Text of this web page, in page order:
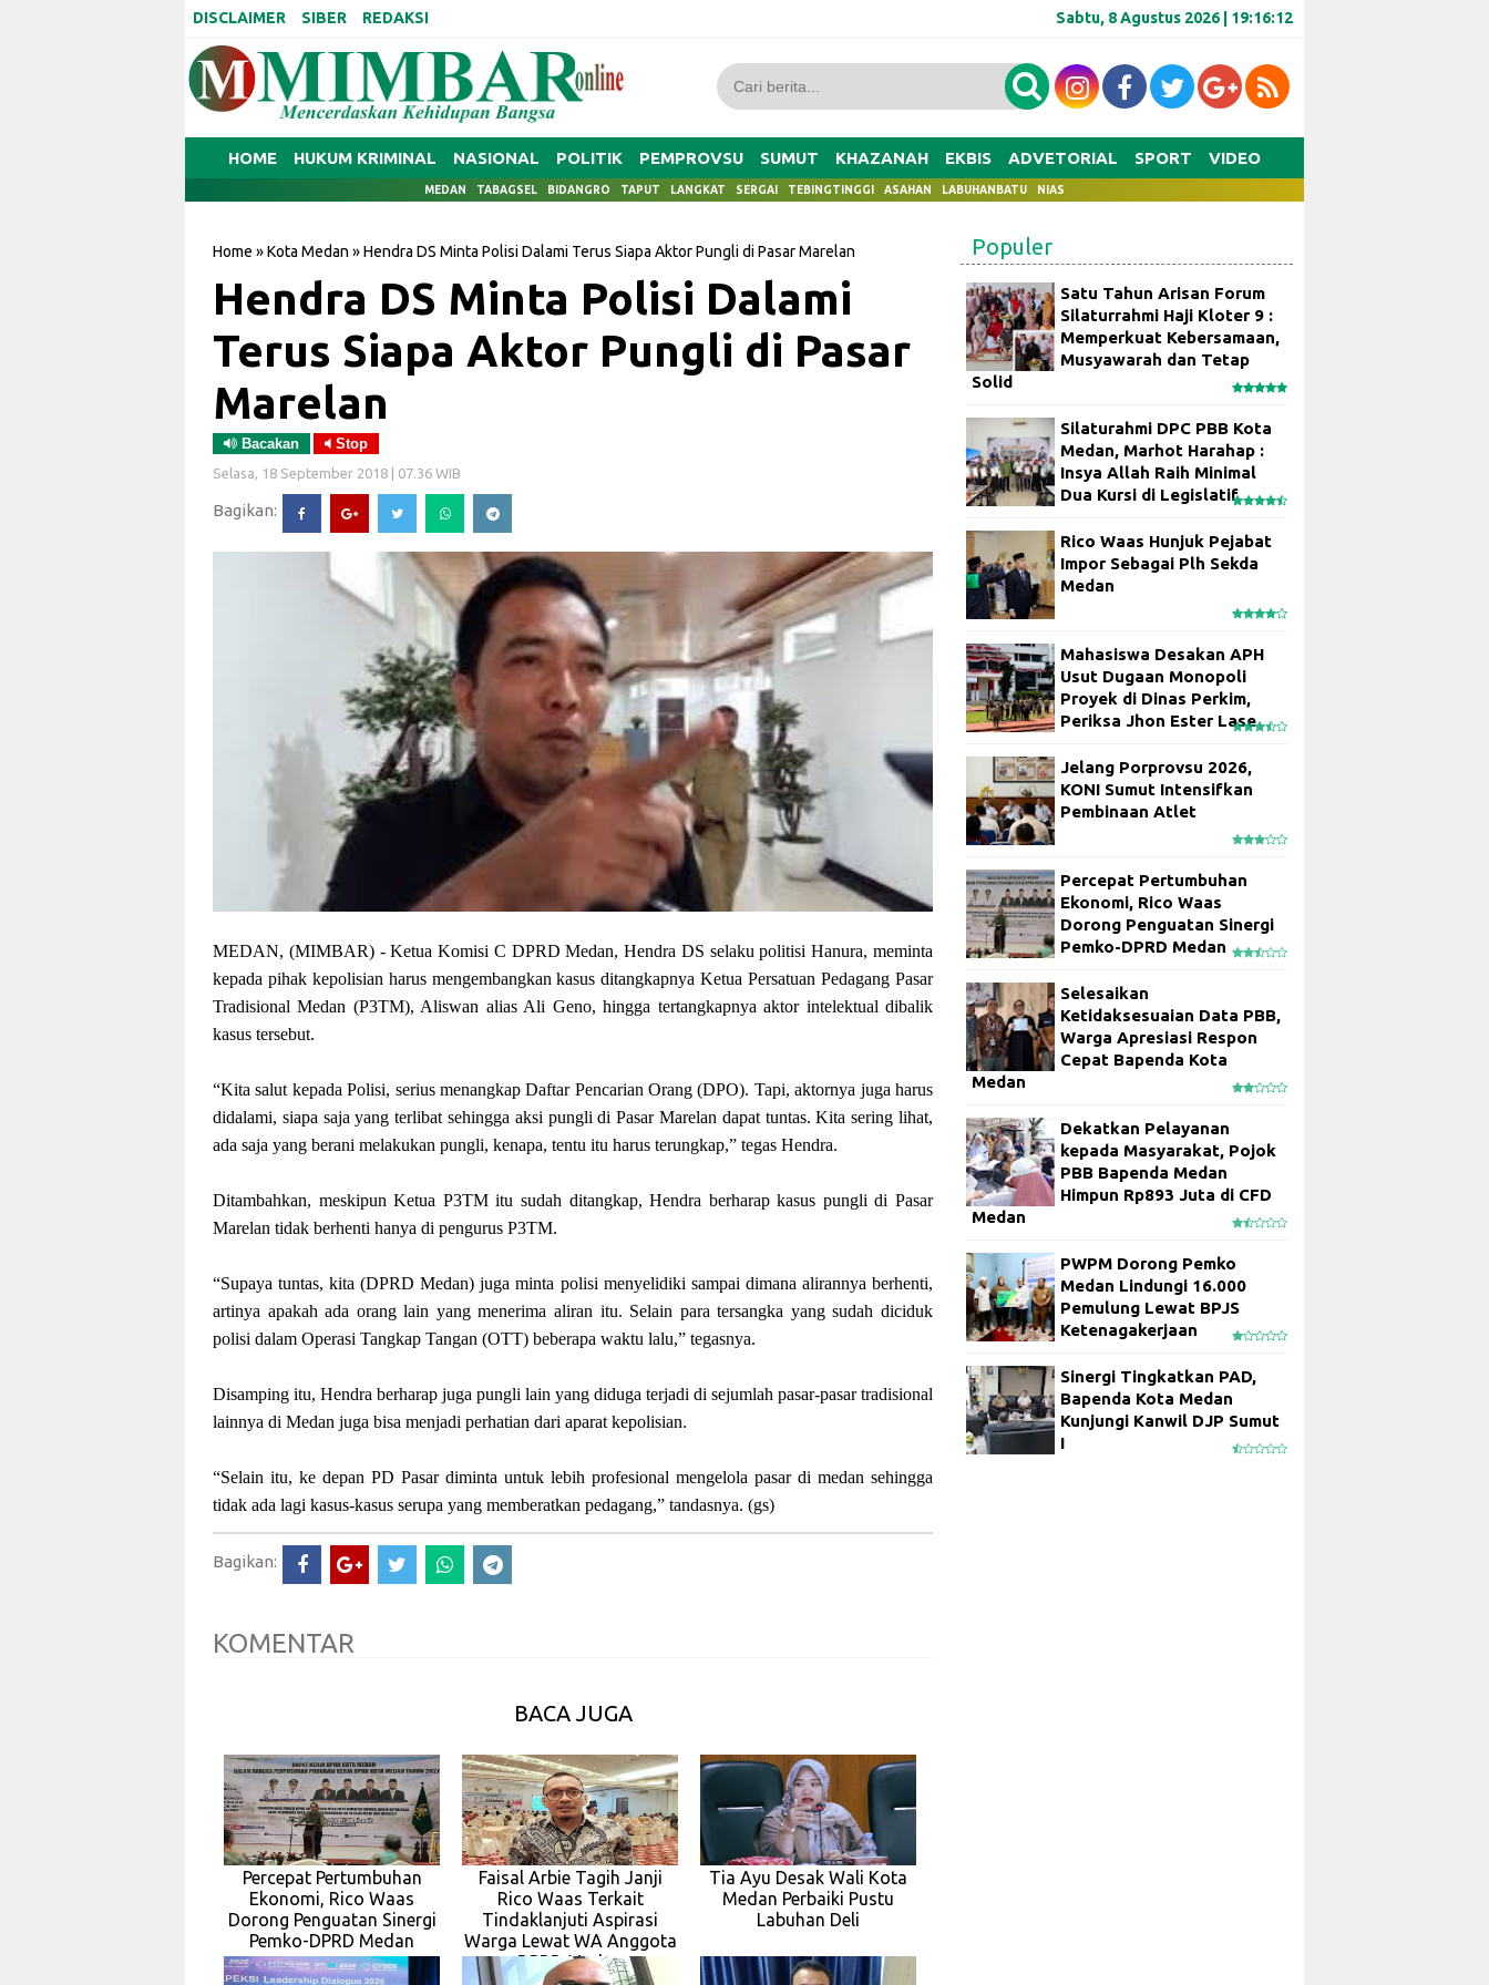
DISCLAIMER SIBER REDAKSI Sabtu, 8 Agustus 2026 | 19:16:12
HOME HUKUM KRIMINAL NASIONAL POLITIK PEMPROVSU SUMUT KHAZANAH EKBIS ADVETORIAL SPORT VIDEO
MEDAN TABAGSEL BIDANGRO TAPUT LANGKAT SERGAI TEBINGTINGGI ASAHAN LABUHANBATU NIAS
Home »Kota Medan »Hendra DS Minta Polisi Dalami Terus Siapa Aktor Pungli di Pasar Marelan
Hendra DS Minta Polisi Dalami
Terus Siapa Aktor Pungli di Pasar
Marelan
Bacakan Stop
Selasa, 18 September 2018 | 07.36 WIB
Bagikan:
MEDAN, (MIMBAR) -Ketua Komisi C DPRD Medan, Hendra DS selaku politisi Hanura, meminta
kepada pihak kepolisian harus mengembangkan kasus ditangkapnya Ketua Persatuan Pedagang Pasar
Tradisional Medan (P3TM), Aliswan alias Ali Geno, hingga tertangkapnya aktor intelektual dibalik
kasus tersebut.
“Kita salut kepada Polisi, serius menangkap Daftar Pencarian Orang (DPO). Tapi, aktornya juga harus
didalami, siapa saja yang terlibat sehingga aksi pungli di Pasar Marelan dapat tuntas. Kita sering lihat,
ada saja yang berani melakukan pungli, kenapa, tentu itu harus terungkap,” tegas Hendra.
Ditambahkan, meskipun Ketua P3TM itu sudah ditangkap, Hendra berharap kasus pungli di Pasar
Marelan tidak berhenti hanya di pengurus P3TM.
“Supaya tuntas, kita (DPRD Medan) juga minta polisi menyelidiki sampai dimana alirannya berhenti,
artinya apakah ada orang lain yang menerima aliran itu. Selain para tersangka yang sudah diciduk
polisi dalam Operasi Tangkap Tangan (OTT) beberapa waktu lalu,” tegasnya.
Disamping itu, Hendra berharap juga pungli lain yang diduga terjadi di sejumlah pasar-pasar tradisional
lainnya di Medan juga bisa menjadi perhatian dari aparat kepolisian.
“Selain itu, ke depan PD Pasar diminta untuk lebih profesional mengelola pasar di medan sehingga
tidak ada lagi kasus-kasus serupa yang memberatkan pedagang,” tandasnya. (gs)
Bagikan:
KOMENTAR
BACA JUGA
Percepat Pertumbuhan
Ekonomi, Rico Waas
Dorong Penguatan Sinergi
Pemko-DPRD Medan
Faisal Arbie Tagih Janji
Rico Waas Terkait
Tindaklanjuti Aspirasi
Warga Lewat WA Anggota
DPRD Medan
Tia Ayu Desak Wali Kota
Medan Perbaiki Pustu
Labuhan Deli
Populer
Satu Tahun Arisan Forum
Silaturrahmi Haji Kloter 9 :
Memperkuat Kebersamaan,
Musyawarah dan Tetap
Solid
Silaturahmi DPC PBB Kota
Medan, Marhot Harahap :
Insya Allah Raih Minimal
Dua Kursi di Legislatif
Rico Waas Hunjuk Pejabat
Impor Sebagai Plh Sekda
Medan
Mahasiswa Desakan APH
Usut Dugaan Monopoli
Proyek di Dinas Perkim,
Periksa Jhon Ester Lase
Jelang Porprovsu 2026,
KONI Sumut Intensifkan
Pembinaan Atlet
Percepat Pertumbuhan
Ekonomi, Rico Waas
Dorong Penguatan Sinergi
Pemko-DPRD Medan
Selesaikan
Ketidaksesuaian Data PBB,
Warga Apresiasi Respon
Cepat Bapenda Kota
Medan
Dekatkan Pelayanan
kepada Masyarakat, Pojok
PBB Bapenda Medan
Himpun Rp893 Juta di CFD
Medan
PWPM Dorong Pemko
Medan Lindungi 16.000
Pemulung Lewat BPJS
Ketenagakerjaan
Sinergi Tingkatkan PAD,
Bapenda Kota Medan
Kunjungi Kanwil DJP Sumut
I